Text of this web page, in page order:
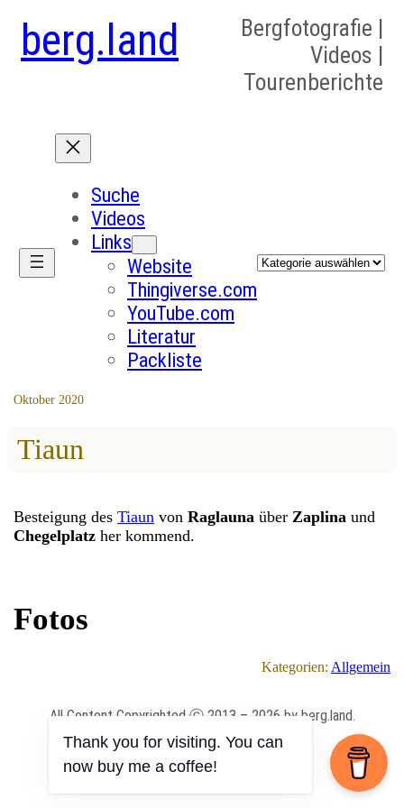
berg.land
Bergfotografie |
Videos |
Tourenberichte
Suche
Videos
Links
Website
Thingiverse.com
YouTube.com
Literatur
Packliste
Kategorien
Oktober 2020
Tiaun
Besteigung desTiaun vonRaglauna überZaplina und
Chegelplatz her kommend.
Fotos
Kategorien: Allgemein
All Content Copyrighted ⓒ 2013 – 2026 by berg.land.
Impressum |Datenschutz
Thank you for visiting. You can
now buy me a coffee!